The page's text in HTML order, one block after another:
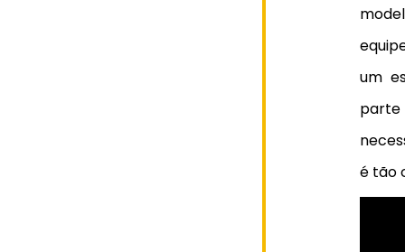
um
é tão